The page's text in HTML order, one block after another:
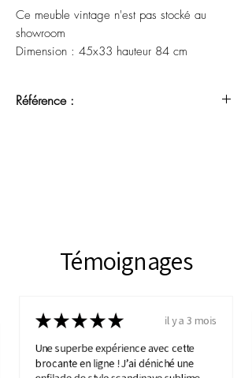
Témoignages
★★★★★
il y a 3 mois
Une superbe expérience avec cette
brocante en ligne ! J’ai déniché une
Ce meuble vintage n'est pas stocké au
showroom
Dimension : 45x33 hauteur 84 cm
Référence :